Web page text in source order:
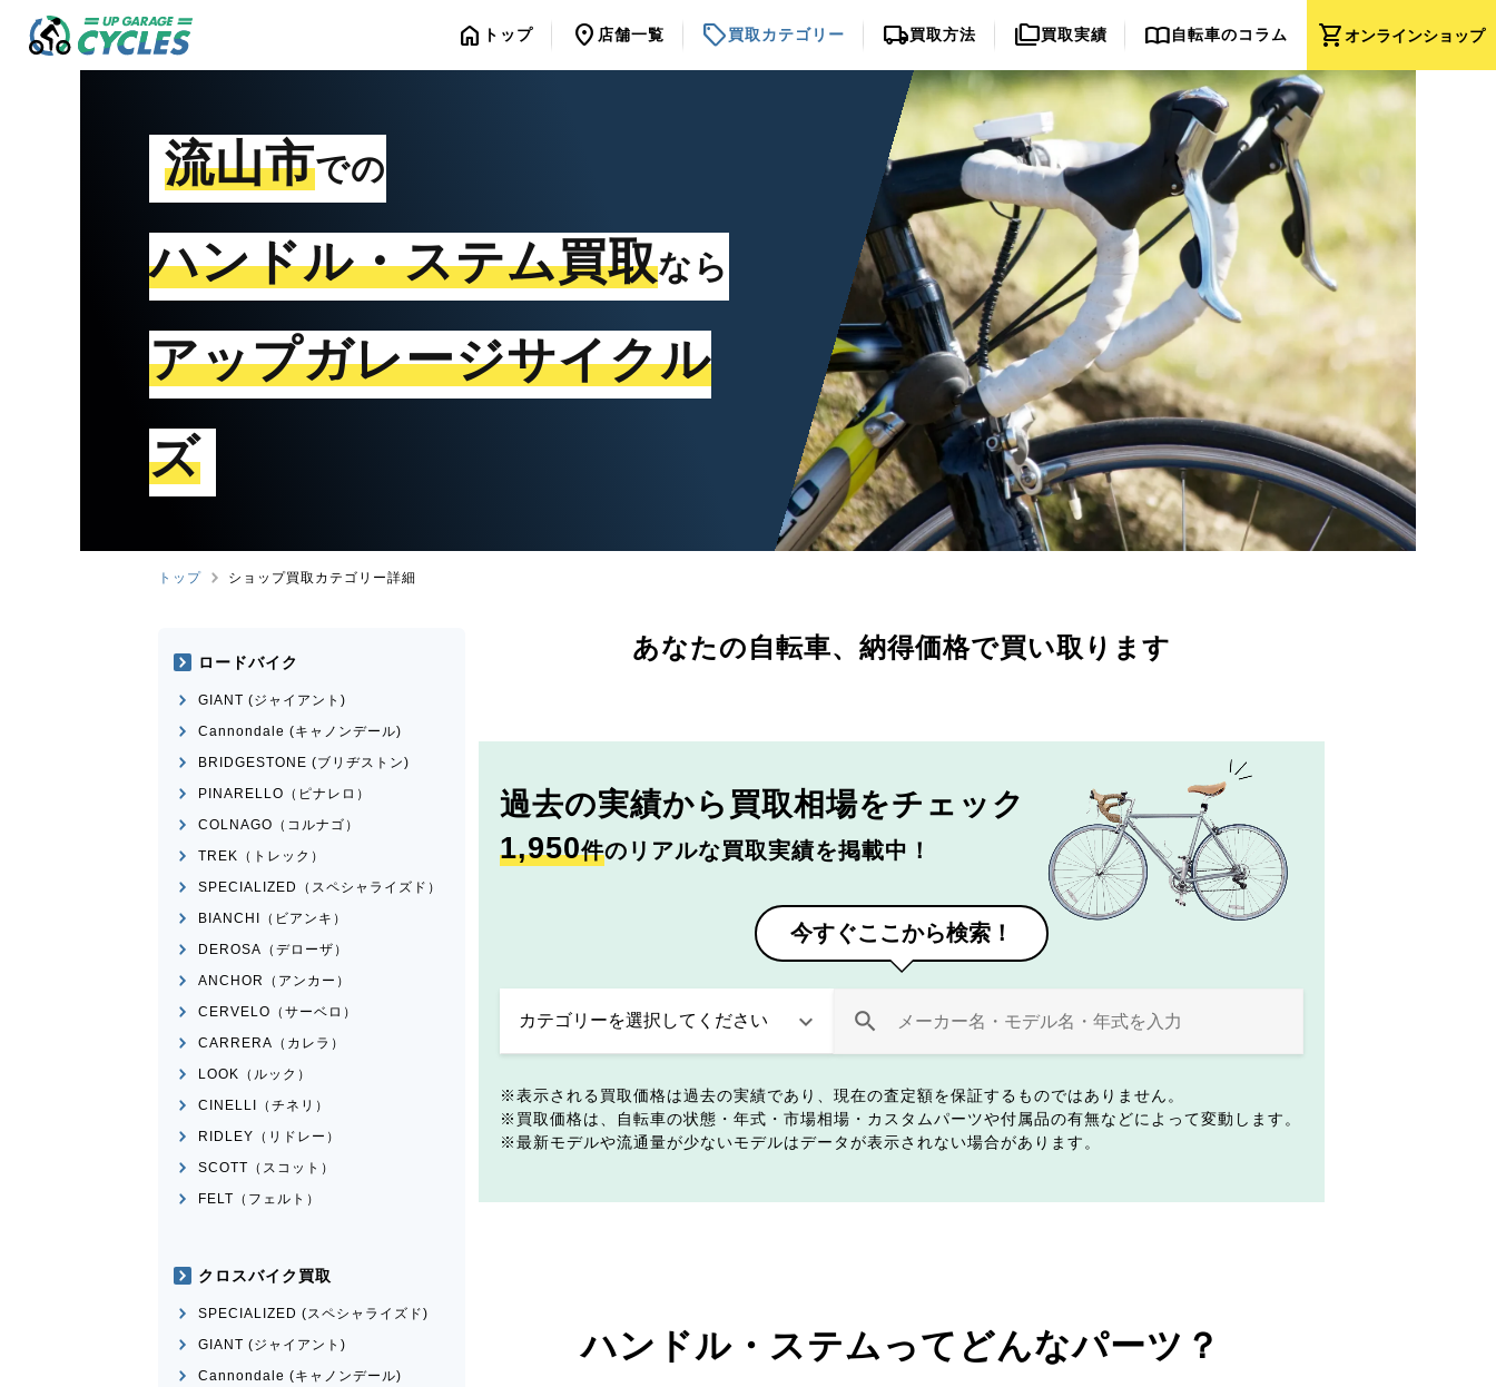
shopping_cartオンラインショップ
home トップ location_on 店舗一覧 sell買取カテゴリー local_shipping買取方法 folder_copy買取実績 import_contacts自転車のコラム
流山市での
ハンドル・ステム買取なら
アップガレージサイクル
ズ
トップ ショップ買取カテゴリー詳細
あなたの自転車、 納得価格で買い取ります
過去の実績から 買取相場をチェック
1,950件のリアルな買取実績を掲載中！
今すぐここから検索！
表示される買取価格は過去の実績であり、現在の査定額を保証するものではありません。
買取価格は、自転車の状態・年式・市場相場・カスタムパーツや付属品の有無などによって変動します。
最新モデルや流通量が少ないモデルはデータが表示されない場合があります。
ハンドル・ステムってどんなパーツ？
ロードバイク
GIANT (ジャイアント)
Cannondale (キャノンデール)
BRIDGESTONE (ブリヂストン)
PINARELLO（ピナレロ）
COLNAGO（コルナゴ）
TREK（トレック）
SPECIALIZED（スペシャライズド）
BIANCHI（ビアンキ）
DEROSA（デローザ）
ANCHOR（アンカー）
CERVELO（サーベロ）
CARRERA（カレラ）
LOOK（ルック）
CINELLI（チネリ）
RIDLEY（リドレー）
SCOTT（スコット）
FELT（フェルト）
クロスバイク買取
SPECIALIZED (スペシャライズド)
GIANT (ジャイアント)
Cannondale (キャノンデール)